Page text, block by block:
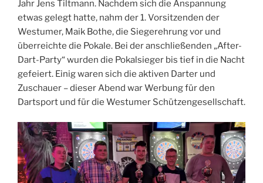
Jahr Jens Tiltmann. Nachdem sich die Anspannung
etwas gelegt hatte, nahm der 1. Vorsitzenden der
Westumer, Maik Bothe, die Siegerehrung vor und
überreichte die Pokale. Bei der anschließenden „After-
Dart-Party“ wurden die Pokalsieger bis tief in die Nacht
gefeiert. Einig waren sich die aktiven Darter und
Zuschauer – dieser Abend war Werbung für den
Dartsport und für die Westumer Schützengesellschaft.